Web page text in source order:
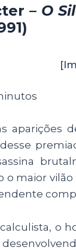
– O
aparições
o maior
o